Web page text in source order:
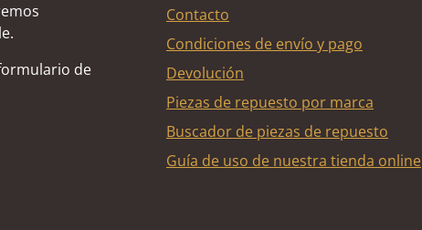
de
Contacto
Condiciones de envío y pago
Devolución
Piezas de repuesto por marca
Buscador de piezas de repuesto
Guía de uso de nuestra tienda online